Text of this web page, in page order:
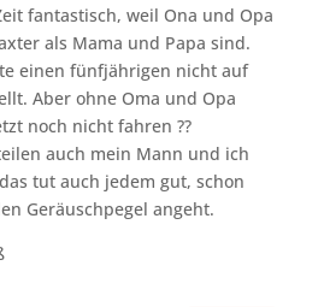
fantastisch, weil Ona und Opa
als Mama und Papa sind.
einen fünfjährigen nicht auf
Aber ohne Oma und Opa
noch nicht fahren ??
auch mein Mann und ich
tut auch jedem gut, schon
Geräuschpegel angeht.